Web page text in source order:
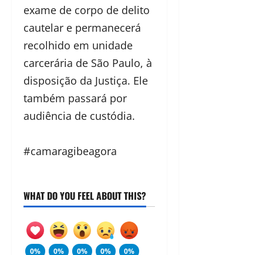
exame de corpo de delito
cautelar e permanecerá
recolhido em unidade
carcerária de São Paulo, à
disposição da Justiça. Ele
também passará por
audiência de custódia.
#camaragibeagora
WHAT DO YOU FEEL ABOUT THIS?
0%
0%
0%
0%
0%